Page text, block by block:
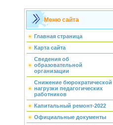
Меню сайта
Главная страница
Карта сайта
Сведения об
образовательной
организации
Снижение бюрократической
нагрузки педагогических
работников
Капитальный ремонт-2022
Официальные документы